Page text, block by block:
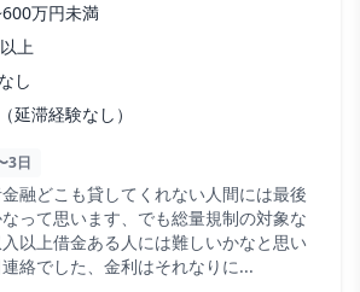
万円未満
上
し
延滞経験なし）
3日
融どこも貸してくれない人間には最後
って思います、でも総量規制の対象な
以上借金ある人には難しいかなと思い
絡でした、金利はそれなりに...